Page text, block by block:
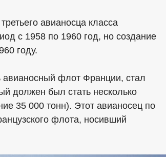
авианосца класса
с 1958 по 1960 год, но создание
году.
флот Франции, стал
должен был стать несколько
35 000 тонн). Этот авианосец по
флота, носивший